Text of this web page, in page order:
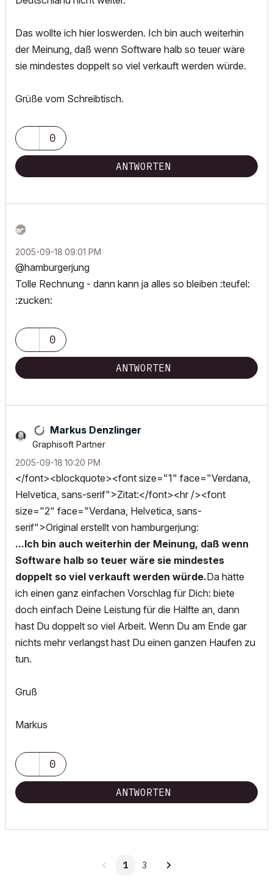
Das wollte ich hier loswerden. Ich bin auch weiterhin
der Meinung, daß wenn Software halb so teuer wäre
sie mindestes doppelt so viel verkauft werden würde.
Grüße vom Schreibtisch.
0
ANTWORTEN
‎2005-09-18 09:01 PM
@hamburgerjung
Tolle Rechnung - dann kann ja alles so bleiben :teufel:
:zucken:
0
ANTWORTEN
Markus Denzlinger
Graphisoft Partner
‎2005-09-18 10:20 PM
</font><blockquote><font size="1" face="Verdana,
Helvetica, sans-serif">Zitat:</font><hr /><font
size="2" face="Verdana, Helvetica, sans-
serif">Original erstellt von hamburgerjung:
...Ich bin auch weiterhin der Meinung, daß wenn
Software halb so teuer wäre sie mindestes
doppelt so viel verkauft werden würde.Da hätte
ich einen ganz einfachen Vorschlag für Dich: biete
doch einfach Deine Leistung für die Hälfte an, dann
hast Du doppelt so viel Arbeit. Wenn Du am Ende gar
nichts mehr verlangst hast Du einen ganzen Haufen zu
tun.
Gruß
Markus
0
ANTWORTEN
1 3